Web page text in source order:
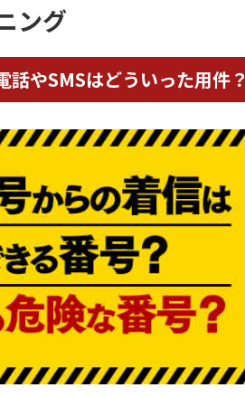
ング
やSMSはどういった用件？